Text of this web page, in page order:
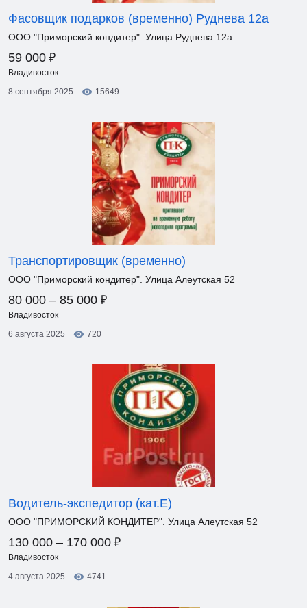
Фасовщик подарков (временно) Руднева 12а
ООО "Приморский кондитер". Улица Руднева 12а
59 000 ₽
Владивосток
8 сентября 2025
15649
Транспортировщик (временно)
ООО "Приморский кондитер". Улица Алеутская 52
80 000 – 85 000 ₽
Владивосток
6 августа 2025
720
Водитель-экспедитор (кат.Е)
ООО "ПРИМОРСКИЙ КОНДИТЕР". Улица Алеутская 52
130 000 – 170 000 ₽
Владивосток
4 августа 2025
4741